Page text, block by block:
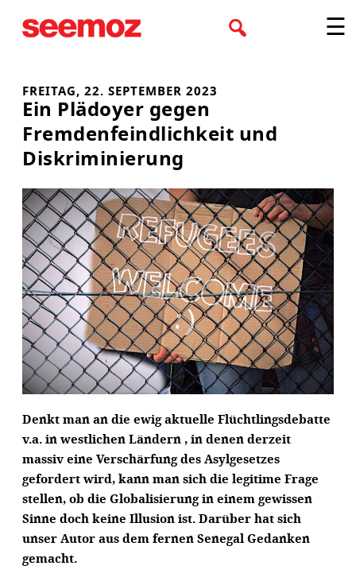
Inhalt
☰
FREITAG, 22. SEPTEMBER 2023
Ein Plädoyer gegen
Fremdenfeindlichkeit und
Diskriminierung
Denkt man an die ewig aktuelle Flüchtlingsdebatte
v.a. in westlichen Ländern , in denen derzeit
massiv eine Verschärfung des Asylgesetzes
gefordert wird, kann man sich die legitime Frage
stellen, ob die Globalisierung in einem gewissen
Sinne doch keine Illusion ist. Darüber hat sich
unser Autor aus dem fernen Senegal Gedanken
gemacht.